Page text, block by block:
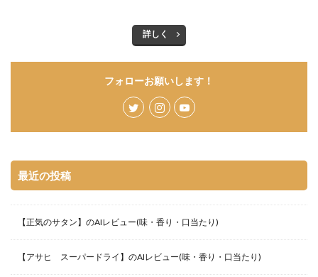
詳しく
フォローお願いします！
最近の投稿
【正気のサタン】のAIレビュー(味・香り・口当たり)
【アサヒ スーパードライ】のAIレビュー(味・香り・口当たり)